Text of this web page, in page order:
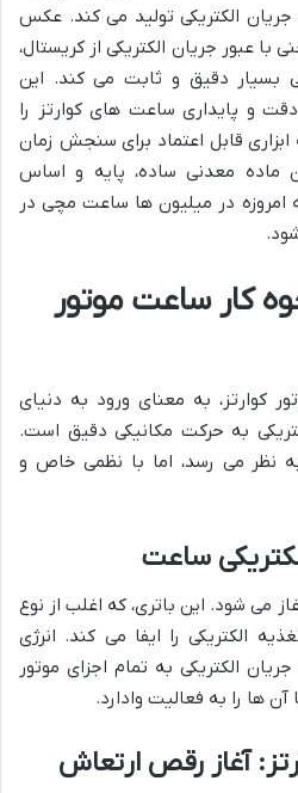
جریان الکتریکی تولید می کند. عکس
عبور جریان الکتریکی از کریستال،
بسیار دقیق و ثابت می کند. این
و پایداری ساعت های کوارتز را
قابل اعتماد برای سنجش زمان
ماده معدنی ساده، پایه و اساس
امروزه در میلیون ها ساعت مچی در
کار ساعت موتور
کوارتز، به معنای ورود به دنیای
به حرکت مکانیکی دقیق است.
نظر می رسد، اما با نظمی خاص و
ساعت
می شود. این باتری، که اغلب از نوع
الکتریکی را ایفا می کند. انرژی
الکتریکی به تمام اجزای موتور
ها را به فعالیت وادارد.
آغاز رقص ارتعاش